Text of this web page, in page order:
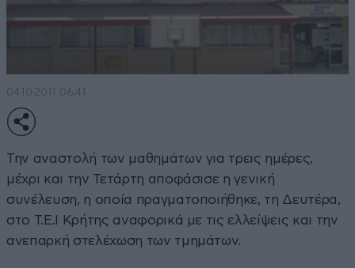
04·10·2011 06:41
Την αναστολή των μαθημάτων για τρεις ημέρες,
μέχρι και την Τετάρτη αποφάσισε η γενική
συνέλευση, η οποία πραγματοποιήθηκε, τη Δευτέρα,
στο Τ.Ε.Ι Κρήτης αναφορικά με τις ελλείψεις και την
ανεπαρκή στελέχωση των τμημάτων.